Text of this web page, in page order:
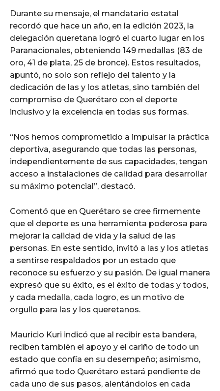
Durante su mensaje, el mandatario estatal
recordó que hace un año, en la edición 2023, la
delegación queretana logró el cuarto lugar en los
Paranacionales, obteniendo 149 medallas (83 de
oro, 41 de plata, 25 de bronce). Estos resultados,
apuntó, no solo son reflejo del talento y la
dedicación de las y los atletas, sino también del
compromiso de Querétaro con el deporte
inclusivo y la excelencia en todas sus formas.
“Nos hemos comprometido a impulsar la práctica
deportiva, asegurando que todas las personas,
independientemente de sus capacidades, tengan
acceso a instalaciones de calidad para desarrollar
su máximo potencial”, destacó.
Comentó que en Querétaro se cree firmemente
que el deporte es una herramienta poderosa para
mejorar la calidad de vida y la salud de las
personas. En este sentido, invitó a las y los atletas
a sentirse respaldados por un estado que
reconoce su esfuerzo y su pasión. De igual manera
expresó que su éxito, es el éxito de todas y todos,
y cada medalla, cada logro, es un motivo de
orgullo para las y los queretanos.
Mauricio Kuri indicó que al recibir esta bandera,
reciben también el apoyo y el cariño de todo un
estado que confía en su desempeño; asimismo,
afirmó que todo Querétaro estará pendiente de
cada uno de sus pasos, alentándolos en cada